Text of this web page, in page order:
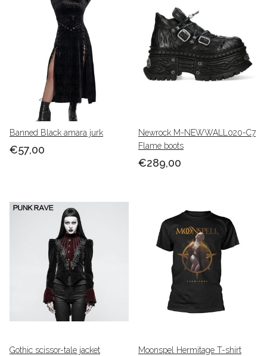
Banned Black amara jurk
€57,00
Newrock M-NEWWALL020-C7
Flame boots
€289,00
Gothic scissor-tale jacket Moonspel Hermitage T-shirt